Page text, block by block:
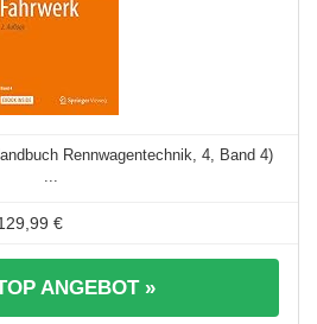
Rennwagentechnik, 4, Band 4)
€
ANGEBOT »